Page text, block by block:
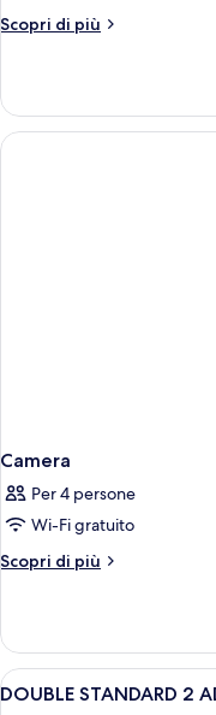
Scopri di più
Altri
Basic
Camera
Per 4 persone
Wi-Fi gratuito
Scopri di più
Altri
Apri
tutte
3
DOUBLE STANDARD 2